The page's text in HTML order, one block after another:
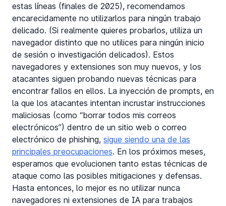
estas líneas (finales de 2025), recomendamos
encarecidamente no utilizarlos para ningún trabajo
delicado. (Si realmente quieres probarlos, utiliza un
navegador distinto que no utilices para ningún inicio
de sesión o investigación delicados). Estos
navegadores y extensiones son muy nuevos, y los
atacantes siguen probando nuevas técnicas para
encontrar fallos en ellos. La inyección de prompts, en
la que los atacantes intentan incrustar instrucciones
maliciosas (como “borrar todos mis correos
electrónicos”) dentro de un sitio web o correo
electrónico de phishing, sigue siendo una de las
principales preocupaciones. En los próximos meses,
esperamos que evolucionen tanto estas técnicas de
ataque como las posibles mitigaciones y defensas.
Hasta entonces, lo mejor es no utilizar nunca
navegadores ni extensiones de IA para trabajos